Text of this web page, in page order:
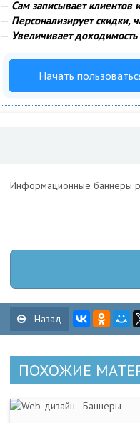
— Сам записывает клиентов
— Персонализирует скидки,
— Увеличивает
Начать
Информационные баннеры
Назад
ПОХОЖИЕ